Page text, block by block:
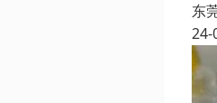
东
24-